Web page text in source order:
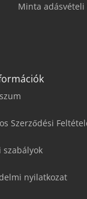
Minta adásvételi
Szerződési
szabályok
nyilatkozat